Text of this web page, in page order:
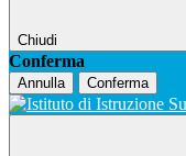
Chiudi
Conferma
Annulla Conferma